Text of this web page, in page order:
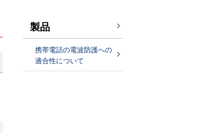
製品
携帯電話の電波防護への
適合性について